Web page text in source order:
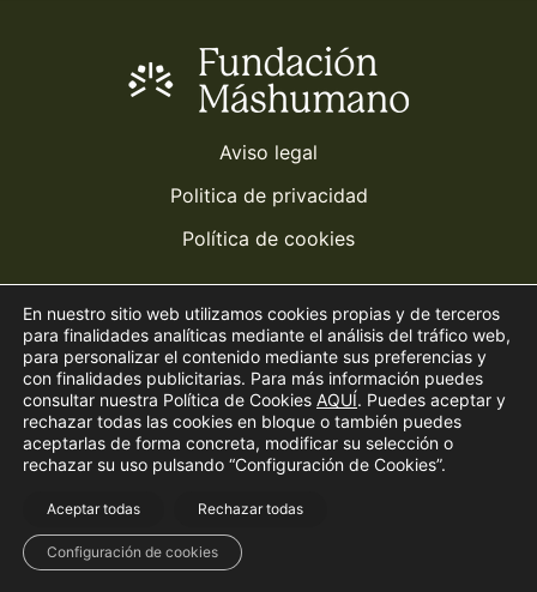
Aviso legal
Politica de privacidad
Política de cookies
emprendimiento@mashumano.org
913 510 271
©2026 Premio Jóvenes máshumano
reservados. Hecho con ‪‪❤︎‬ por
En nuestro sitio web utilizamos cookies propias y de terceros
para finalidades analíticas mediante el análisis del tráfico web,
para personalizar el contenido mediante sus preferencias y
con finalidades publicitarias. Para más información puedes
consultar nuestra Política de Cookies AQUÍ. Puedes aceptar y
rechazar todas las cookies en bloque o también puedes
aceptarlas de forma concreta, modificar su selección o
rechazar su uso pulsando “Configuración de Cookies”.
Aceptar todas Rechazar todas
Configuración de cookies